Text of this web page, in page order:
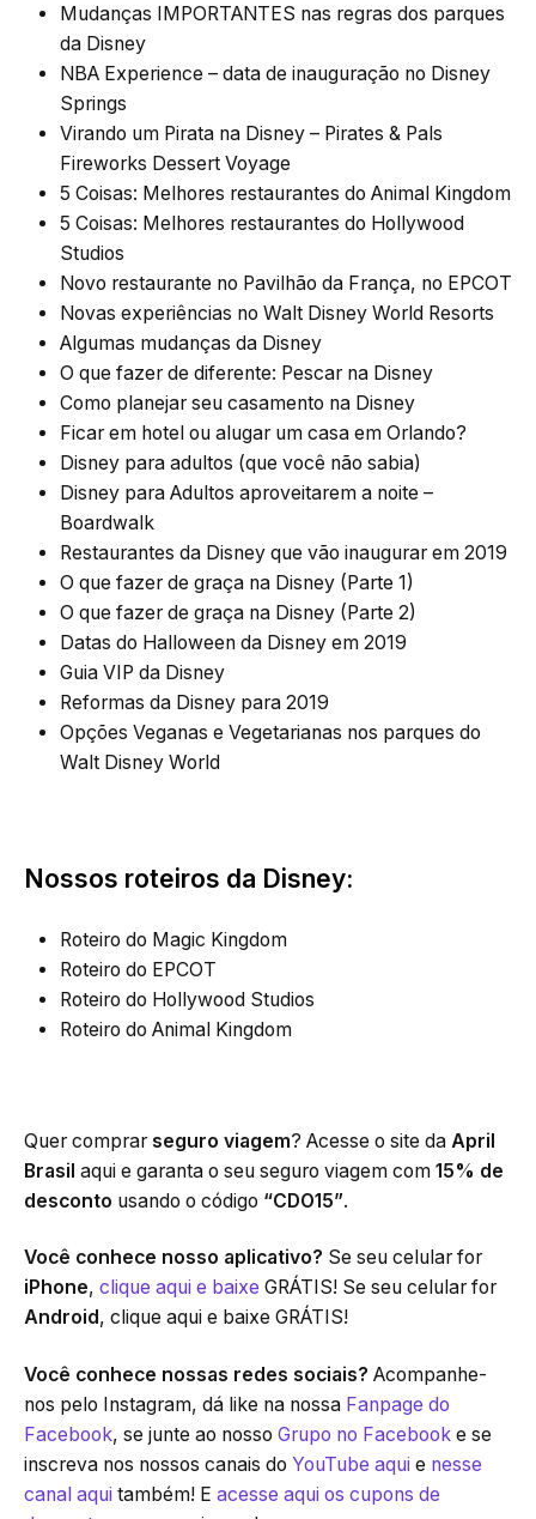
Mudanças IMPORTANTES nas regras dos parques
da Disney
NBA Experience – data de inauguração no Disney
Springs
Virando um Pirata na Disney – Pirates & Pals
Fireworks Dessert Voyage
5 Coisas: Melhores restaurantes do Animal Kingdom
5 Coisas: Melhores restaurantes do Hollywood
Studios
Novo restaurante no Pavilhão da França, no EPCOT
Novas experiências no Walt Disney World Resorts
Algumas mudanças da Disney
O que fazer de diferente: Pescar na Disney
Como planejar seu casamento na Disney
Ficar em hotel ou alugar um casa em Orlando?
Disney para adultos (que você não sabia)
Disney para Adultos aproveitarem a noite –
Boardwalk
Restaurantes da Disney que vão inaugurar em 2019
O que fazer de graça na Disney (Parte 1)
O que fazer de graça na Disney (Parte 2)
Datas do Halloween da Disney em 2019
Guia VIP da Disney
Reformas da Disney para 2019
Opções Veganas e Vegetarianas nos parques do
Walt Disney World
Nossos roteiros da Disney:
Roteiro do Magic Kingdom
Roteiro do EPCOT
Roteiro do Hollywood Studios
Roteiro do Animal Kingdom
Quer comprar seguro viagem? Acesse o site da April
Brasil aqui e garanta o seu seguro viagem com 15% de
desconto usando o código “CDO15”.
Você conhece nosso aplicativo? Se seu celular for
iPhone, clique aqui e baixe GRÁTIS! Se seu celular for
Android , clique aqui e baixe GRÁTIS!
Você conhece nossas redes sociais? Acompanhe-
nos pelo Instagram, dá like na nossa Fanpage do
Facebook, se junte ao nosso Grupo no Facebook e se
inscreva nos nossos canais do YouTube aqui e nesse
canal aqui também! E acesse aqui os cupons de